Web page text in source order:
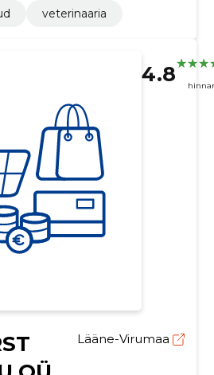
veterinaaria
4.8
Lääne-Virumaa